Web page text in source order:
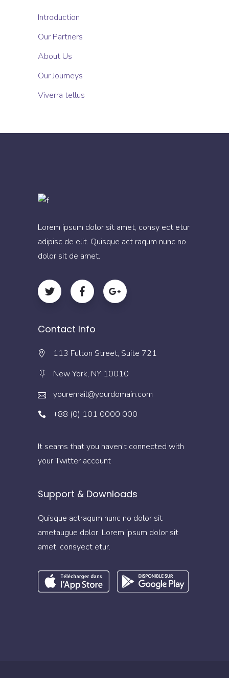
Introduction
Our Partners
About Us
Our Journeys
Viverra tellus
Lorem ipsum dolor sit amet, consy ect etur
adipisc de elit. Quisque act raqum nunc no
dolor sit de amet.
Contact Info
113 Fulton Street, Suite 721
New York, NY 10010
youremail@yourdomain.com
+88 (0) 101 0000 000
It seams that you haven't connected with
your Twitter account
Support & Downloads
Quisque actraqum nunc no dolor sit
ametaugue dolor. Lorem ipsum dolor sit
amet, consyect etur.